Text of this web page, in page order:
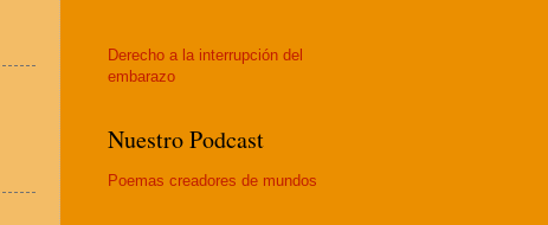
Derecho a la interrupción del
embarazo
Nuestro Podcast
Poemas creadores de mundos